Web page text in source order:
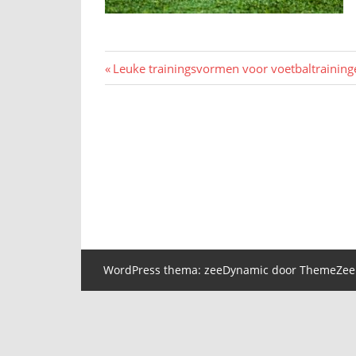
Bericht
Vorig
bericht:
Leuke trainingsvormen voor
WordPress thema: zeeDynamic door